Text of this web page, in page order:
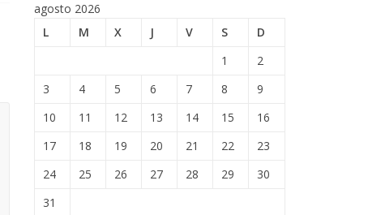
agosto 2026
L
M X J V S
D
1
2
3
4 5 6 7 8
9
10
11 12 13 14 15
16
17
18 19 20 21 22
23
24
25 26 27 28 29
30
31